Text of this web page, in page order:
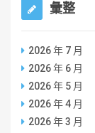
彙整
2026 年 7 月
2026 年 6 月
2026 年 5 月
2026 年 4 月
2026 年 3 月